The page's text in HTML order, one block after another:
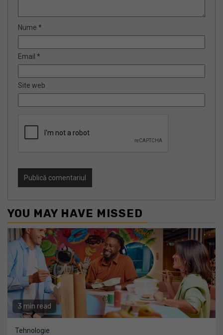
Nume *
Email *
Site web
YOU MAY HAVE MISSED
3 min read
Tehnologie